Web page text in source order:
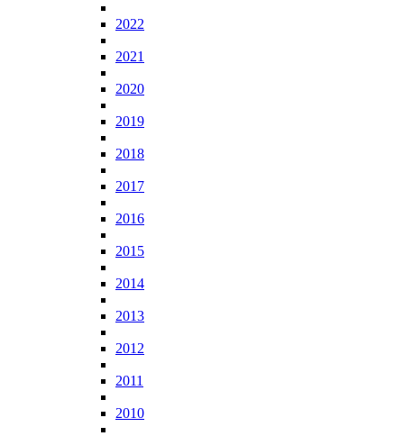
2022
2021
2020
2019
2018
2017
2016
2015
2014
2013
2012
2011
2010